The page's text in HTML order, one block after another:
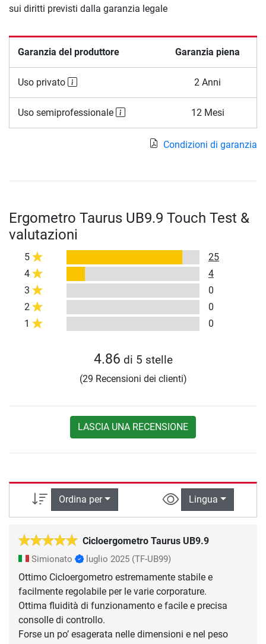
sui diritti previsti dalla garanzia legale
Garanzia del produttore Garanzia piena
Uso privato 2 Anni
Uso semiprofessionale 12 Mesi
Condizioni di garanzia
Ergometro Taurus UB9.9 Touch Test &
valutazioni
5
25
4
4
3
0
2
0
1
0
4.86 di 5 stelle
(29 Recensioni dei clienti)
LASCIA UNA RECENSIONE
Ordina per Lingua
Cicloergometro Taurus UB9.9
Simionato luglio 2025 (TF-UB99)
Ottimo Cicloergometro estremamente stabile e
facilmente regolabile per le varie corporature.
Ottima fluidità di funzionamento e facile e precisa
consolle di controllo.
Forse un po’ esagerata nelle dimensioni e nel peso